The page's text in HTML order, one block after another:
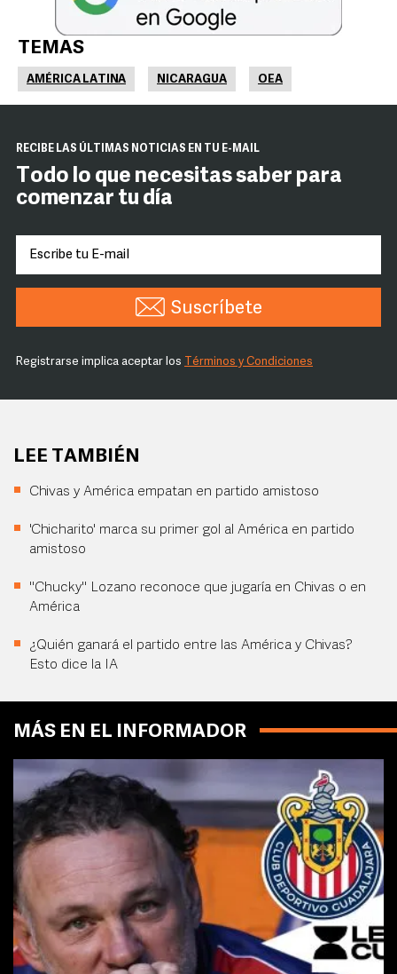
TEMAS
AMÉRICA LATINA NICARAGUA OEA
RECIBE LAS ÚLTIMAS NOTICIAS EN TU E-MAIL
Todo lo que necesitas saber para
comenzar tu día
Suscríbete
Registrarse implica aceptar los Términos y Condiciones
LEE TAMBIÉN
Chivas y América empatan en partido amistoso
'Chicharito' marca su primer gol al América en partido
amistoso
"Chucky" Lozano reconoce que jugaría en Chivas o en
América
¿Quién ganará el partido entre las América y Chivas?
Esto dice la IA
MÁS EN EL INFORMADOR